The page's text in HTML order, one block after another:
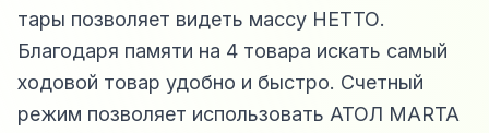
тары позволяет видеть массу НЕТТО.
Благодаря памяти на 4 товара искать самый
ходовой товар удобно и быстро. Счетный
режим позволяет использовать АТОЛ MARTA